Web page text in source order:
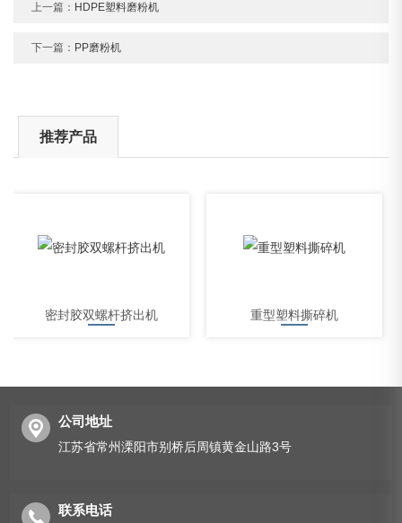
上一篇： HDPE塑料磨粉机
下一篇： PP磨粉机
推荐产品
密封胶双螺杆挤出机 重型塑料撕碎机
公司地址
江苏省常州溧阳市别桥后周镇黄金山路3号
联系电话